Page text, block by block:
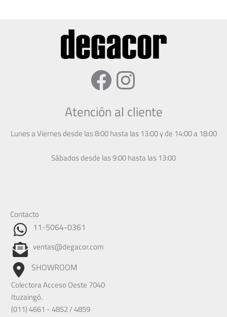
Facebook
Instagram
Atención al cliente
Lunes a Viernes desde las 8:00 hasta las 13:00 y de 14:00 a 18:00
Sábados desde las 9:00 hasta las 13:00
Contacto
11-5064-0361
ventas@degacor.com
SHOWROOM
Colectora Acceso Oeste 7040
Ituzaingó.
(011) 4661 - 4852 / 4859